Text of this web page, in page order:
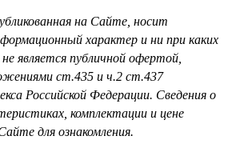
на Сайте, носит
характер и ни при каких
является публичной офертой,
ст.435 и ч.2 ст.437
Российской Федерации. Сведения о
комплектации и цене
для ознакомления.